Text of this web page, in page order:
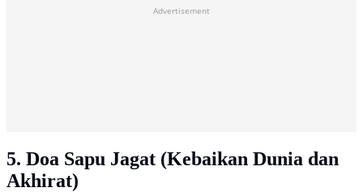
Advertisement
5. Doa Sapu Jagat (Kebaikan Dunia dan
Akhirat)